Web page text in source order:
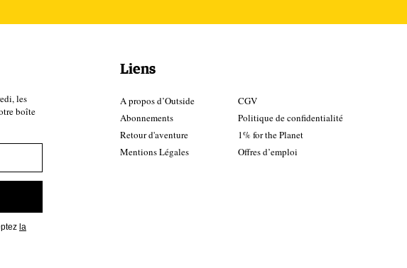
les
boîte
la
Liens
A propos d’Outside
Abonnements
Retour d'aventure
Mentions Légales
CGV
Politique de confidentialité
1% for the Planet
Offres d’emploi